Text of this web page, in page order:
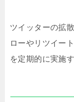
ツイッターの拡
ローやリツイー
を定期的に実施